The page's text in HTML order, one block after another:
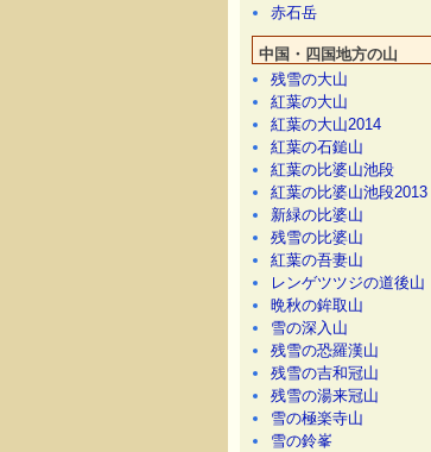
赤石岳
中国・四国地方の山
残雪の大山
紅葉の大山
紅葉の大山2014
紅葉の石鎚山
紅葉の比婆山池段
紅葉の比婆山池段2013
新緑の比婆山
残雪の比婆山
紅葉の吾妻山
レンゲツツジの道後山
晩秋の鉾取山
雪の深入山
残雪の恐羅漢山
残雪の吉和冠山
残雪の湯来冠山
雪の極楽寺山
雪の鈴峯